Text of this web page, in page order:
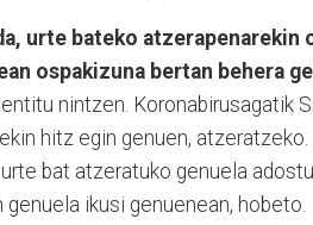
urte bateko
ospakizuna bertan behera
nintzen. Koronabirusagatik
hitz egin genuen,
bat atzeratuko genuela
genuela ikusi genuenean, hobeto.